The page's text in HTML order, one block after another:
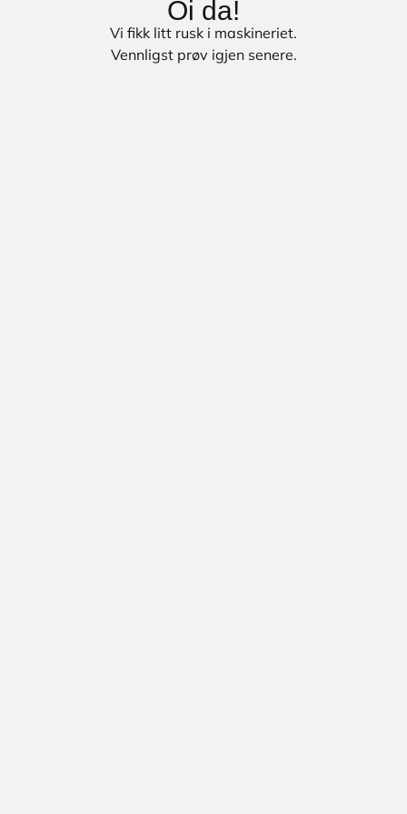
Oi da!
Vi fikk litt rusk i maskineriet.
Vennligst prøv igjen senere.